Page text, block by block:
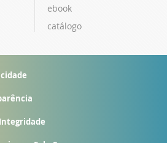
ebook
catálogo